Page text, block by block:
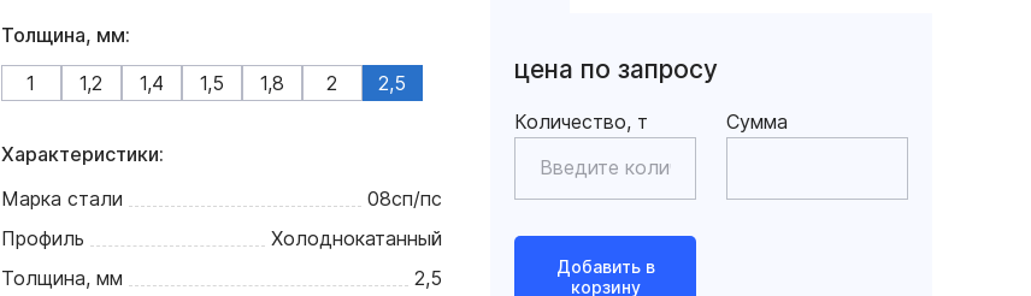
Толщина, мм:
1
1,2 1,4 1,5 1,8 2 2,5
Характеристики:
Марка стали
08сп/пс
Профиль
Холоднокатанный
Толщина, мм
2,5
цена по запросу
Количество, т Сумма
Добавить в
корзину